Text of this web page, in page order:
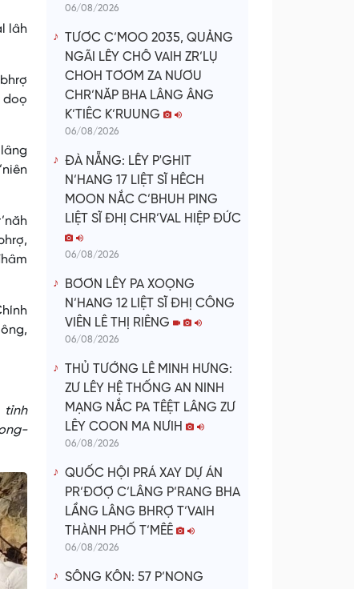
lâh
doọ
tỉnh
06/08/2026
TƯƠC C’MOO 2035, QUẢNG
NGÃI LÊY CHÔ VAIH ZR’LỤ
CHOH TƠƠM ZA NƯƠU
CHR’NĂP BHA LÂNG ÂNG
K’TIÊC K’RUUNG
06/08/2026
ĐÀ NẴNG: LÊY P'GHIT
N’HANG 17 LIỆT SĨ HÊCH
MOON NẮC C’BHUH PING
LIỆT SĨ ĐHỊ CHR’VAL HIỆP ĐỨC
06/08/2026
BƠƠN LÊY PA XOỌNG
N’HANG 12 LIỆT SĨ ĐHỊ CÔNG
VIÊN LÊ THỊ RIÊNG
06/08/2026
THỦ TƯỚNG LÊ MINH HƯNG:
ZƯ LÊY HỆ THỐNG AN NINH
MẠNG NẮC PA TÊỆT LÂNG ZƯ
LÊY COON MA NƯIH
06/08/2026
QUỐC HỘI PRÁ XAY DỰ ÁN
PR’ĐƠỢ C’LÂNG P’RANG BHA
LẦNG LÂNG BHRỢ T’VAIH
THÀNH PHỐ T’MÊÊ
06/08/2026
SÔNG KÔN: 57 P’NONG